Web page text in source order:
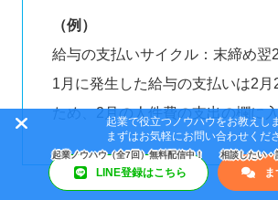
（例）
給与の支払いサイクル：末締め翌
1月に発生した給与の支払いは2月
ため、2月の人件費の支出の欄に
起業で役立つノウハウをお教えし
まずはお気軽にお問い合わせくだ
LINE登録はこちら